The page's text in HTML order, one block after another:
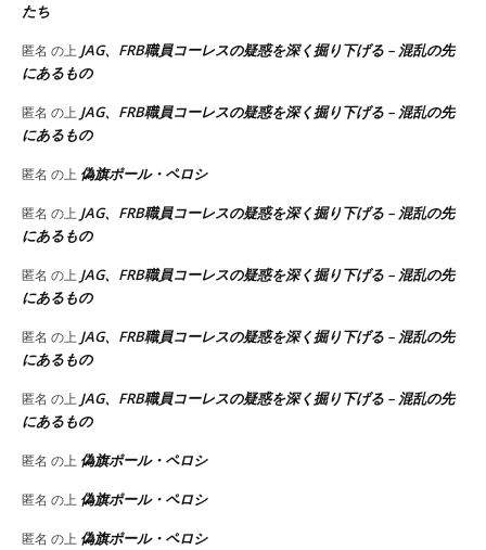
たち
匿名 の上 JAG、FRB職員コーレスの疑惑を深く掘り下げる – 混乱の先
にあるもの
匿名 の上 JAG、FRB職員コーレスの疑惑を深く掘り下げる – 混乱の先
にあるもの
匿名 の上 偽旗ポール・ペロシ
匿名 の上 JAG、FRB職員コーレスの疑惑を深く掘り下げる – 混乱の先
にあるもの
匿名 の上 JAG、FRB職員コーレスの疑惑を深く掘り下げる – 混乱の先
にあるもの
匿名 の上 JAG、FRB職員コーレスの疑惑を深く掘り下げる – 混乱の先
にあるもの
匿名 の上 JAG、FRB職員コーレスの疑惑を深く掘り下げる – 混乱の先
にあるもの
匿名 の上 偽旗ポール・ペロシ
匿名 の上 偽旗ポール・ペロシ
匿名 の上 偽旗ポール・ペロシ